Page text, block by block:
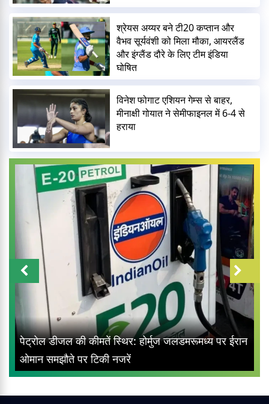
श्रेयस अय्यर बने टी20 कप्तान और
वैभव सूर्यवंशी को मिला मौका, आयरलैंड
और इंग्लैंड दौरे के लिए टीम इंडिया
घोषित
विनेश फोगाट एशियन गेम्स से बाहर,
मीनाक्षी गोयात ने सेमीफाइनल में 6-4 से
हराया
पेट्रोल डीजल की कीमतें स्थिर: होर्मुज जलडमरूमध्य पर ईरान
ओमान समझौते पर टिकी नजरें